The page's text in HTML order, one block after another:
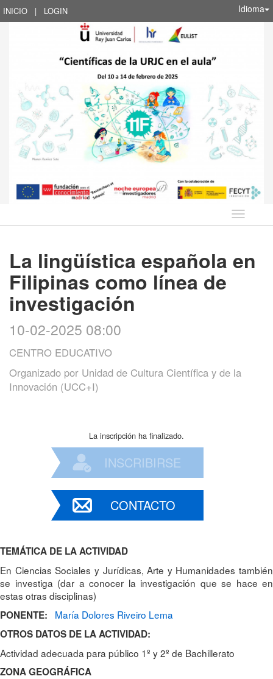
INICIO | LOGIN Idioma
Idioma
La lingüística española en
Filipinas como línea de
investigación
10-02-2025 08:00
CENTRO EDUCATIVO
Organizado por Unidad de Cultura Científica y de la
Innovación (UCC+I)
La inscripción ha finalizado.
INSCRIBIRSE
CONTACTO
TEMÁTICA DE LA ACTIVIDAD
En Ciencias Sociales y Jurídicas, Arte y Humanidades también
se investiga (dar a conocer la investigación que se hace en
estas otras disciplinas)
PONENTE: María Dolores Riveiro Lema
OTROS DATOS DE LA ACTIVIDAD:
Actividad adecuada para público 1º y 2º de Bachillerato
ZONA GEOGRÁFICA